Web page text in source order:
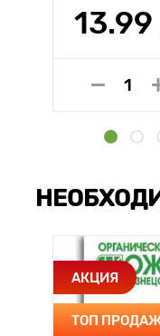
13.99
АКЦИЯ
ТОП